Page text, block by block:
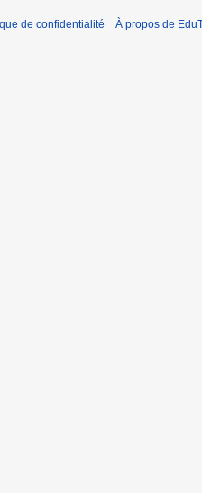
de confidentialité À propos de